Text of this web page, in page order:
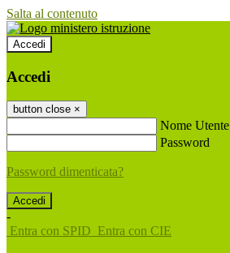
Salta al contenuto
Accedi
Accedi
button close ×
Nome Utente
Password
Password dimenticata?
-
Entra con SPID Entra con CIE